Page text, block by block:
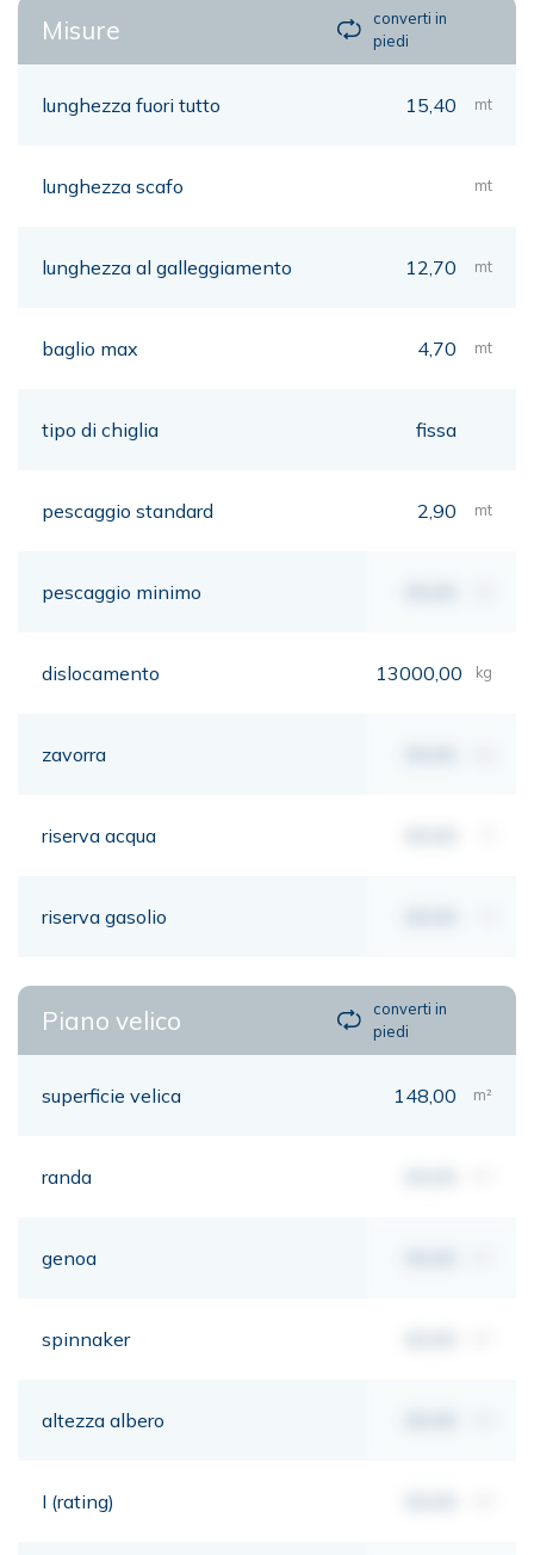
Misure
converti in
piedi
lunghezza fuori tutto 15,40 mt
lunghezza scafo mt
lunghezza al galleggiamento 12,70 mt
baglio max 4,70 mt
tipo di chiglia fissa
pescaggio standard 2,90 mt
pescaggio minimo
dislocamento 13000,00 kg
zavorra
riserva acqua
riserva gasolio
Piano velico
converti in
piedi
superficie velica 148,00 m²
randa
genoa
spinnaker
altezza albero
I (rating)